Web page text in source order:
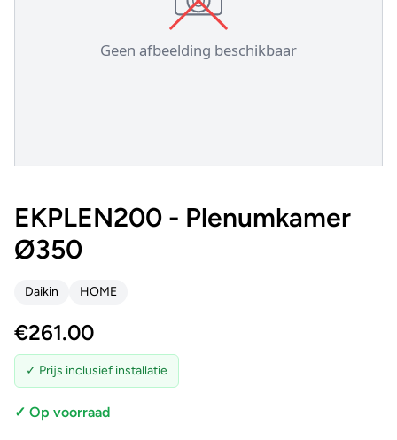
EKPLEN200 - Plenumkamer
Ø350
Daikin HOME
€261.00
✓ Prijs inclusief installatie
✓ Op voorraad